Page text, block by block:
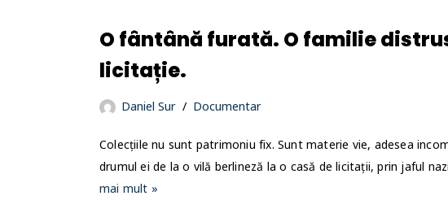
O fântână furată. O familie
licitație.
Daniel Sur Documentar
Colecțiile nu sunt patrimoniu fix. Sunt materie vie, adesea
drumul ei de la o vilă berlineză la o casă de licitații, prin jaful
mai mult »